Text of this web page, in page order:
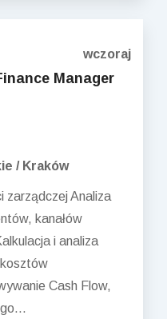
wczoraj
Manager
/ Kraków
zarządczej Analiza
kanałów
i analiza
Cash Flow,